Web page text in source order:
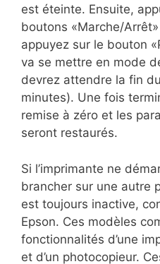
est éteinte. Ensuite,
boutons «Marche/
appuyez sur le bouton
va se mettre en mode
devrez attendre la fin
minutes). Une fois
remise à zéro et les
seront restaurés.
Si l’imprimante ne
brancher sur une autre
est toujours inactive,
Epson. Ces modèles
fonctionnalités d’une
et d’un photocopieur.